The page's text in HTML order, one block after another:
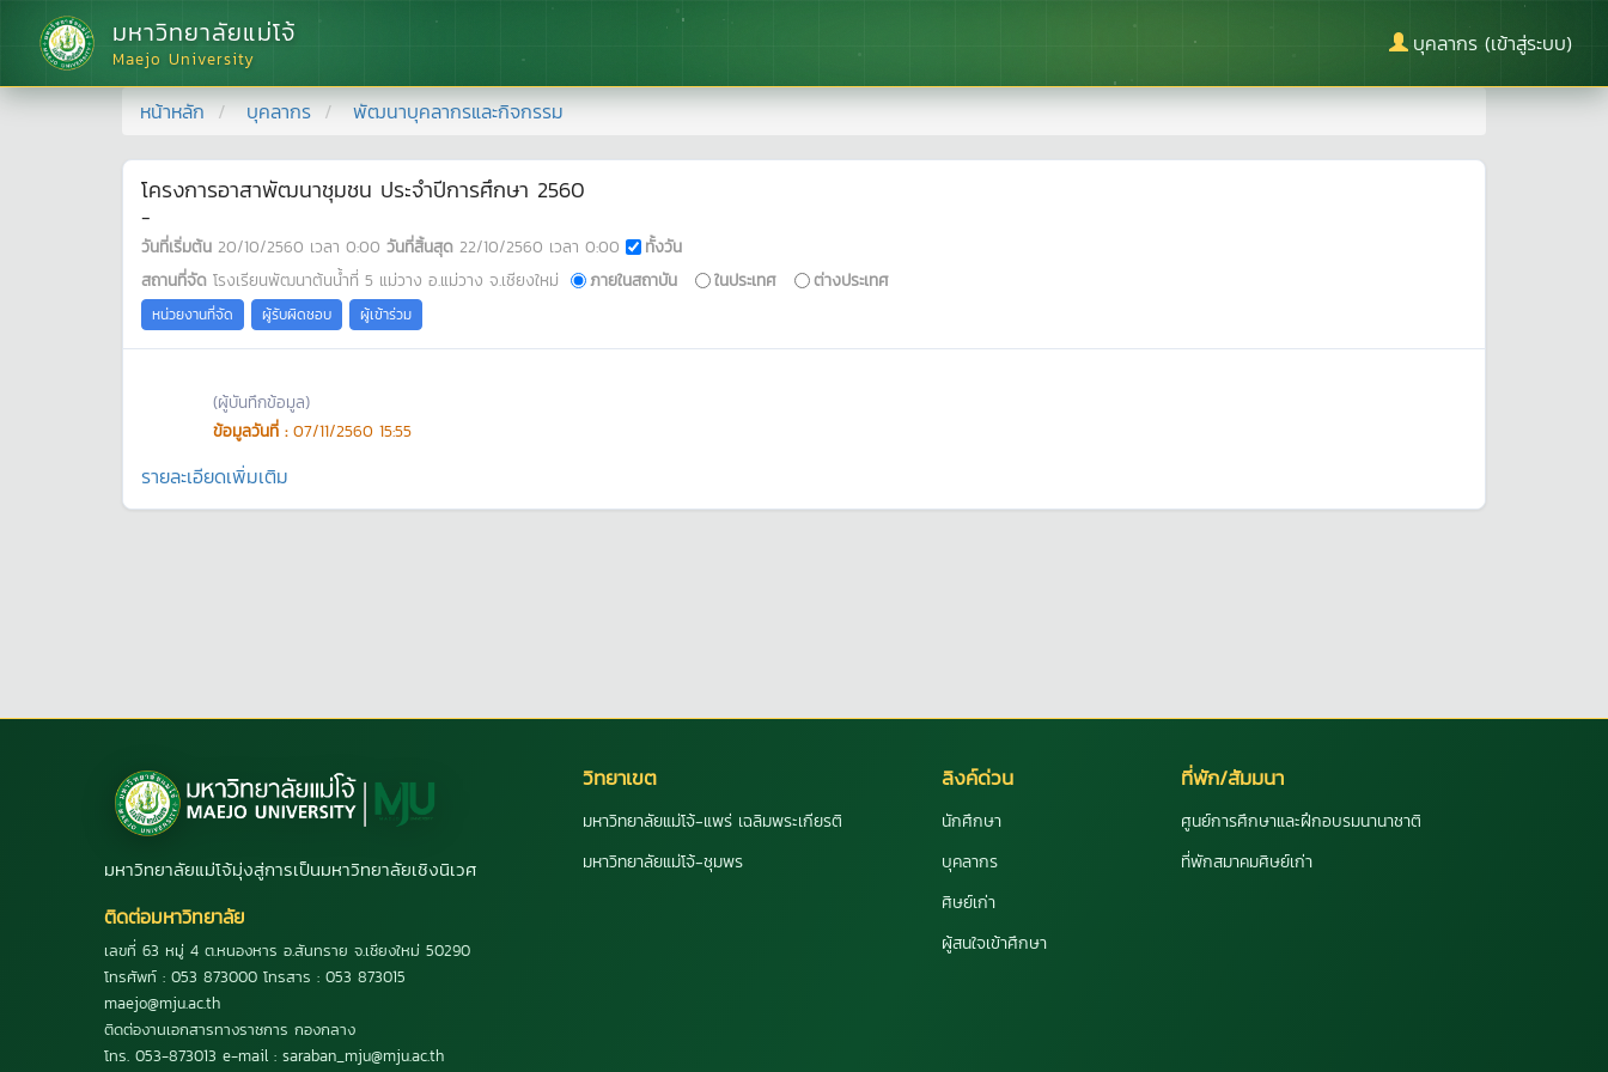
มหาวิทยาลัยแม่โจ้
Maejo University
บุคลากร (เข้าสู่ระบบ)
หน้าหลัก บุคลากร พัฒนาบุคลากรและกิจกรรม
โครงการอาสาพัฒนาชุมชน ประจำปีการศึกษา 2560
-
วันที่เริ่มต้น 20/10/2560 เวลา 0:00 วันที่สิ้นสุด 22/10/2560 เวลา 0:00
ทั้งวัน
สถานที่จัด โรงเรียนพัฒนาต้นน้ำที่ 5 แม่วาง อ.แม่วาง จ.เชียงใหม่ ภายในสถาบัน ในประเทศ ต่างประเทศ
หน่วยงานที่จัด ผู้รับผิดชอบ ผู้เข้าร่วม
(ผู้บันทึกข้อมูล)
ข้อมูลวันที่ : 07/11/2560 15:55
รายละเอียดเพิ่มเติม
มหาวิทยาลัยแม่โจ้มุ่งสู่การเป็นมหาวิทยาลัยเชิงนิเวศ
ติดต่อมหาวิทยาลัย
เลขที่ 63 หมู่ 4 ต.หนองหาร อ.สันทราย จ.เชียงใหม่ 50290
โทรศัพท์ : 053 873000 โทรสาร : 053 873015
maejo@mju.ac.th
ติดต่องานเอกสารทางราชการ กองกลาง
โทร. 053-873013 e-mail : saraban_mju@mju.ac.th
วิทยาเขต
มหาวิทยาลัยแม่โจ้-แพร่ เฉลิมพระเกียรติ
มหาวิทยาลัยแม่โจ้-ชุมพร
ลิงค์ด่วน
นักศึกษา
บุคลากร
ศิษย์เก่า
ผู้สนใจเข้าศึกษา
ที่พัก/สัมมนา
ศูนย์การศึกษาและฝึกอบรมนานาชาติ
ที่พักสมาคมศิษย์เก่า